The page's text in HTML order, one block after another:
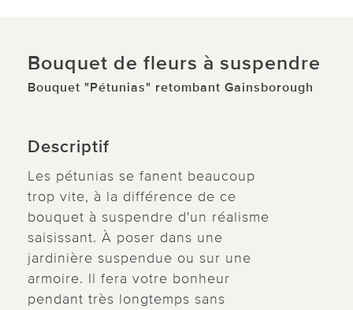
Bouquet de fleurs à suspendre
Bouquet "Pétunias" retombant Gainsborough
Descriptif
Les pétunias se fanent beaucoup
trop vite, à la différence de ce
bouquet à suspendre d'un réalisme
saisissant. À poser dans une
jardinière suspendue ou sur une
armoire. Il fera votre bonheur
pendant très longtemps sans